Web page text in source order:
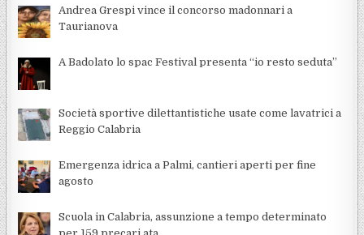
Andrea Grespi vince il concorso madonnari a
Taurianova
A Badolato lo spac Festival presenta “io resto seduta”
Società sportive dilettantistiche usate come lavatrici a
Reggio Calabria
Emergenza idrica a Palmi, cantieri aperti per fine
agosto
Scuola in Calabria, assunzione a tempo determinato